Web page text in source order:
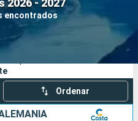
2026 - 2027
encontrados
Buscar
Ordenar